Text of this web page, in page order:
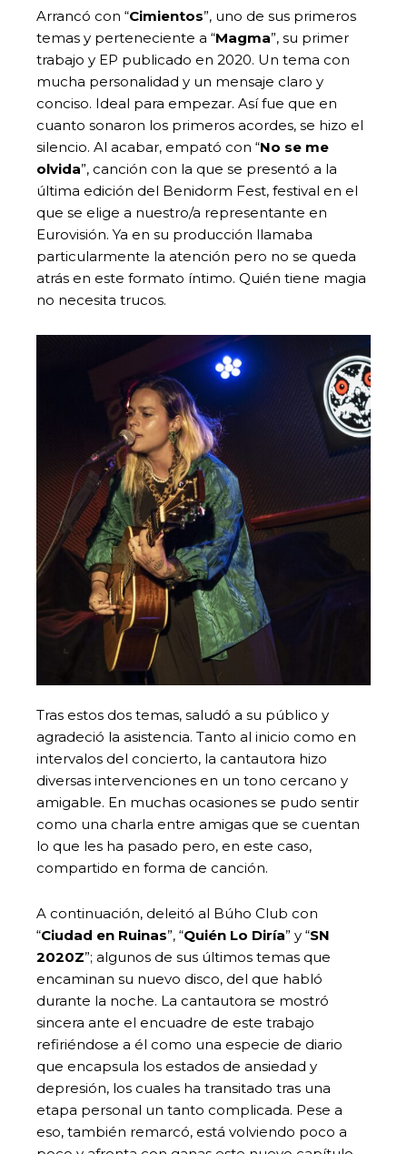
Arrancó con “Cimientos”, uno de sus primeros
temas y perteneciente a “Magma”, su primer
trabajo y EP publicado en 2020. Un tema con
mucha personalidad y un mensaje claro y
conciso. Ideal para empezar. Así fue que en
cuanto sonaron los primeros acordes, se hizo el
silencio. Al acabar, empató con “No se me
olvida”, canción con la que se presentó a la
última edición del Benidorm Fest, festival en el
que se elige a nuestro/a representante en
Eurovisión. Ya en su producción llamaba
particularmente la atención pero no se queda
atrás en este formato íntimo. Quién tiene magia
no necesita trucos.
Tras estos dos temas, saludó a su público y
agradeció la asistencia. Tanto al inicio como en
intervalos del concierto, la cantautora hizo
diversas intervenciones en un tono cercano y
amigable. En muchas ocasiones se pudo sentir
como una charla entre amigas que se cuentan
lo que les ha pasado pero, en este caso,
compartido en forma de canción.
A continuación, deleitó al Búho Club con
“Ciudad en Ruinas”, “Quién Lo Diría” y “SN
2020Z”; algunos de sus últimos temas que
encaminan su nuevo disco, del que habló
durante la noche. La cantautora se mostró
sincera ante el encuadre de este trabajo
refiriéndose a él como una especie de diario
que encapsula los estados de ansiedad y
depresión, los cuales ha transitado tras una
etapa personal un tanto complicada. Pese a
eso, también remarcó, está volviendo poco a